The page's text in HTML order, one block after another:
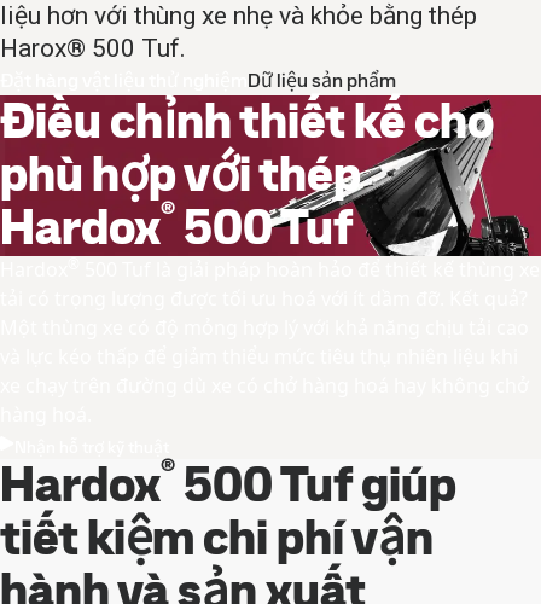
liệu hơn với thùng xe nhẹ và khỏe bằng thép
Harox® 500 Tuf.
Dữ liệu sản phẩm
Điều chỉnh thiết kế cho
phù hợp với thép
Hardox® 500 Tuf
Hardox® 500 Tuf giúp
tiết kiệm chi phí vận
hành và sản xuất